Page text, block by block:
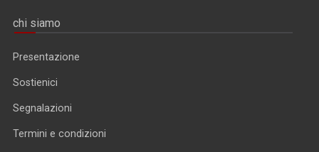
chi siamo
Presentazione
Sostienici
Segnalazioni
Termini e condizioni